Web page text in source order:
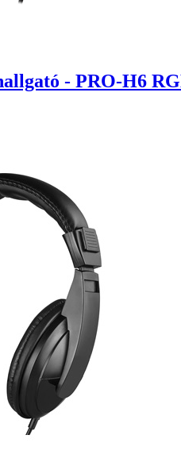
- PRO-H6